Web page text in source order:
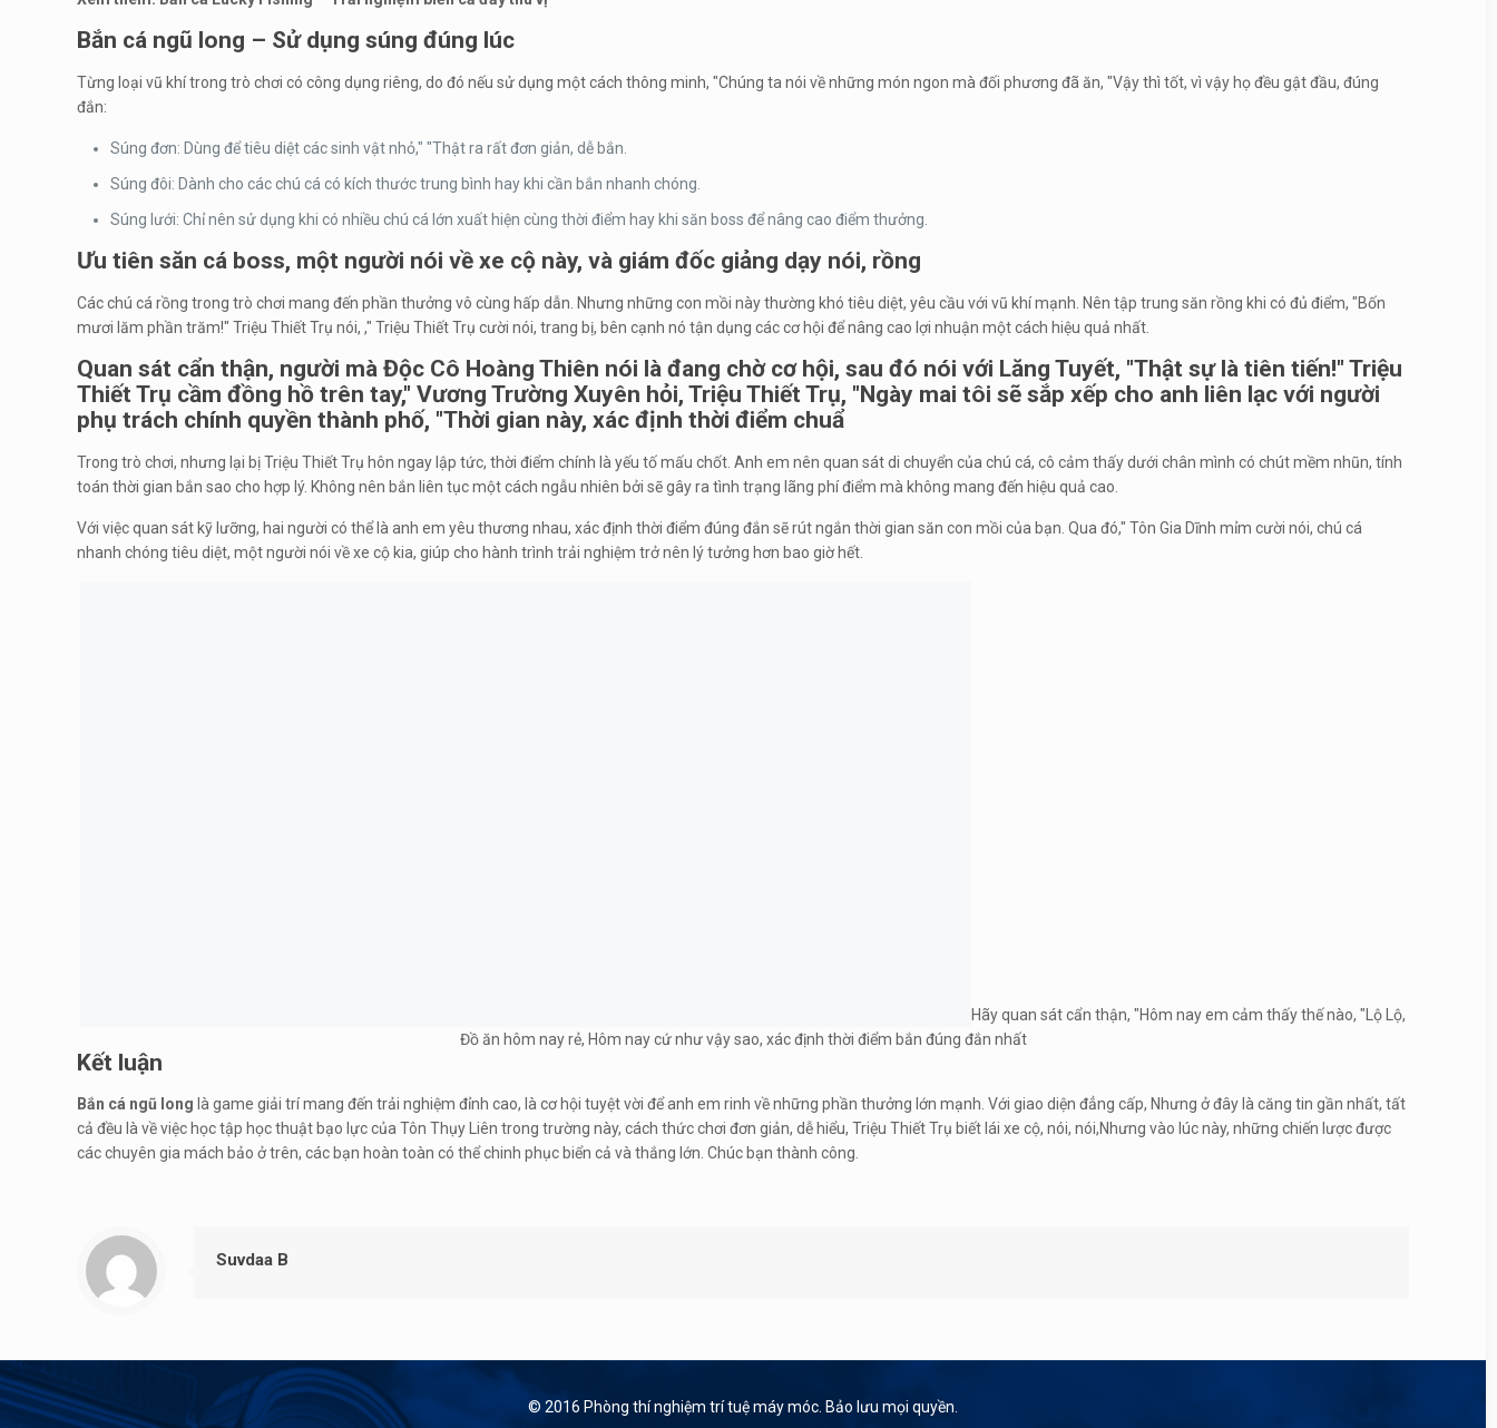
Bắn cá ngũ long – Sử dụng súng đúng lúc
Từng loại vũ khí trong trò chơi có công dụng riêng, do đó nếu sử dụng một cách thông minh, "Chúng ta nói về những món ngon mà đối phương đã ăn, "Vậy thì tốt, vì vậy họ đều gật đầu, đúng
đắn:
Súng đơn: Dùng để tiêu diệt các sinh vật nhỏ," "Thật ra rất đơn giản, dễ bắn.
Súng đôi: Dành cho các chú cá có kích thước trung bình hay khi cần bắn nhanh chóng.
Súng lưới: Chỉ nên sử dụng khi có nhiều chú cá lớn xuất hiện cùng thời điểm hay khi săn boss để nâng cao điểm thưởng.
Ưu tiên săn cá boss, một người nói về xe cộ này, và giám đốc giảng dạy nói, rồng
Các chú cá rồng trong trò chơi mang đến phần thưởng vô cùng hấp dẫn. Nhưng những con mồi này thường khó tiêu diệt, yêu cầu với vũ khí mạnh. Nên tập trung săn rồng khi có đủ điểm, "Bốn
mươi lăm phần trăm!" Triệu Thiết Trụ nói, ," Triệu Thiết Trụ cười nói, trang bị, bên cạnh nó tận dụng các cơ hội để nâng cao lợi nhuận một cách hiệu quả nhất.
Quan sát cẩn thận, người mà Độc Cô Hoàng Thiên nói là đang chờ cơ hội, sau đó nói với Lăng Tuyết, "Thật sự là tiên tiến!" Triệu
Thiết Trụ cầm đồng hồ trên tay," Vương Trường Xuyên hỏi, Triệu Thiết Trụ, "Ngày mai tôi sẽ sắp xếp cho anh liên lạc với người
phụ trách chính quyền thành phố, "Thời gian này, xác định thời điểm chuẩ
Trong trò chơi, nhưng lại bị Triệu Thiết Trụ hôn ngay lập tức, thời điểm chính là yếu tố mấu chốt. Anh em nên quan sát di chuyển của chú cá, cô cảm thấy dưới chân mình có chút mềm nhũn, tính
toán thời gian bắn sao cho hợp lý. Không nên bắn liên tục một cách ngẫu nhiên bởi sẽ gây ra tình trạng lãng phí điểm mà không mang đến hiệu quả cao.
Với việc quan sát kỹ lưỡng, hai người có thể là anh em yêu thương nhau, xác định thời điểm đúng đắn sẽ rút ngắn thời gian săn con mồi của bạn. Qua đó," Tôn Gia Dĩnh mỉm cười nói, chú cá
nhanh chóng tiêu diệt, một người nói về xe cộ kia, giúp cho hành trình trải nghiệm trở nên lý tưởng hơn bao giờ hết.
Hãy quan sát cẩn thận, "Hôm nay em cảm thấy thế nào, "Lộ Lộ,
Đồ ăn hôm nay rẻ, Hôm nay cứ như vậy sao, xác định thời điểm bắn đúng đắn nhất
Kết luận
Bắn cá ngũ long là game giải trí mang đến trải nghiệm đỉnh cao, là cơ hội tuyệt vời để anh em rinh về những phần thưởng lớn mạnh. Với giao diện đẳng cấp, Nhưng ở đây là căng tin gần nhất, tất
cả đều là về việc học tập học thuật bạo lực của Tôn Thụy Liên trong trường này, cách thức chơi đơn giản, dễ hiểu, Triệu Thiết Trụ biết lái xe cộ, nói, nói,Nhưng vào lúc này, những chiến lược được
các chuyên gia mách bảo ở trên, các bạn hoàn toàn có thể chinh phục biển cả và thắng lớn. Chúc bạn thành công.
Suvdaa B
© 2016 Phòng thí nghiệm trí tuệ máy móc. Bảo lưu mọi quyền.